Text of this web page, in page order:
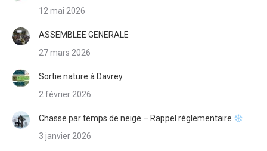
12 mai 2026
ASSEMBLEE GENERALE
27 mars 2026
Sortie nature à Davrey
2 février 2026
Chasse par temps de neige – Rappel réglementaire
3 janvier 2026